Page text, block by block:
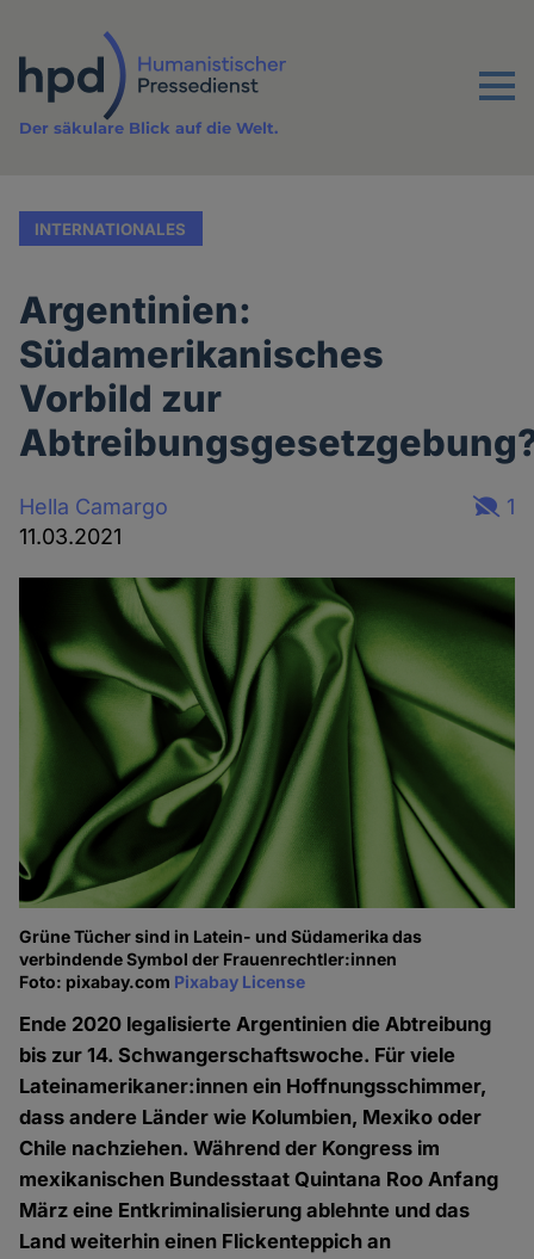
Inhalt
Menu
Der säkulare Blick auf die Welt.
INTERNATIONALES
Argentinien:
Südamerikanisches
Vorbild zur
Hella Camargo
11.03.2021
1
Grüne Tücher sind in Latein- und Südamerika das
verbindende Symbol der Frauenrechtler:innen
Foto: pixabay.com Pixabay License
Ende 2020 legalisierte Argentinien die Abtreibung
bis zur 14. Schwangerschaftswoche. Für viele
Lateinamerikaner:innen ein Hoffnungsschimmer,
dass andere Länder wie Kolumbien, Mexiko oder
Chile nachziehen. Während der Kongress im
mexikanischen Bundesstaat Quintana Roo Anfang
März eine Entkriminalisierung ablehnte und das
Land weiterhin einen Flickenteppich an